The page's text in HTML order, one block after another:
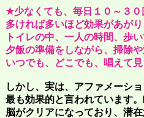
★少なくても、毎日１０～３０
多ければ多いほど効果があが
トイレの中、一人の時間、歩
夕飯の準備をしながら、掃除
いつでも、どこでも、唱えて
しかし、実は、アファメーシ
最も効果的と言われています
脳がクリアになっており、潜